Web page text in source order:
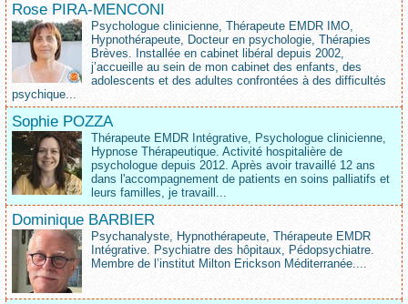
Rose PIRA-MENCONI
Psychologue clinicienne, Thérapeute EMDR IMO,
Hypnothérapeute, Docteur en psychologie, Thérapies
Brèves. Installée en cabinet libéral depuis 2002,
j’accueille au sein de mon cabinet des enfants, des
adolescents et des adultes confrontées à des difficultés
psychique...
Sophie POZZA
Thérapeute EMDR Intégrative, Psychologue clinicienne,
Hypnose Thérapeutique. Activité hospitalière de
psychologue depuis 2012. Après avoir travaillé 12 ans
dans l'accompagnement de patients en soins palliatifs et
leurs familles, je travaill...
Dominique BARBIER
Psychanalyste, Hypnothérapeute, Thérapeute EMDR
Intégrative. Psychiatre des hôpitaux, Pédopsychiatre.
Membre de l’institut Milton Erickson Méditerranée....